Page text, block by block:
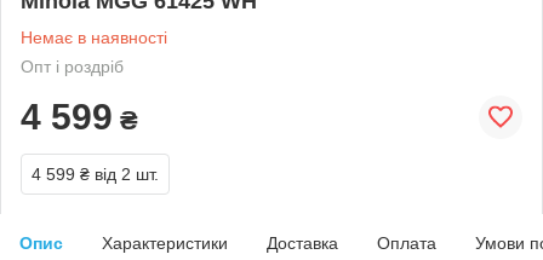
Немає в наявності
Опт і роздріб
4 599 ₴
4 599 ₴ від 2 шт.
Опис Характеристики Доставка Оплата Умови